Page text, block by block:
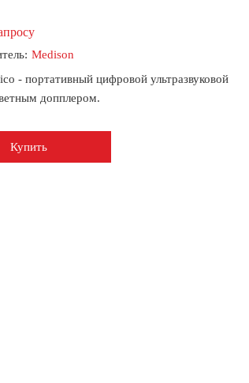
Medison
- портативный цифровой ультразвуковой
допплером.
Купить